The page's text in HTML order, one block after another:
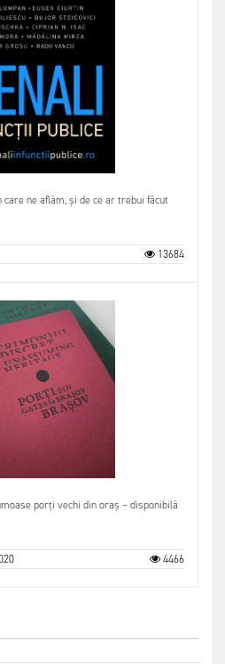
ne aflăm, și de ce ar trebui făcut
13684
porți vechi din oraș – disponibilă
4466